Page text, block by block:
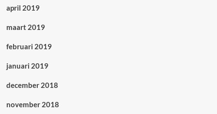
april 2019
maart 2019
februari 2019
januari 2019
december 2018
november 2018